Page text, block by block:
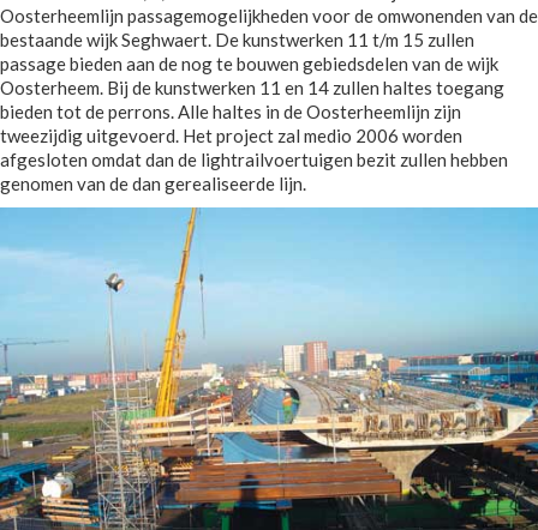
Oosterheemlijn passagemogelijkheden voor de omwonenden van de
bestaande wijk Seghwaert. De kunstwerken 11 t/m 15 zullen
passage bieden aan de nog te bouwen gebiedsdelen van de wijk
Oosterheem. Bij de kunstwerken 11 en 14 zullen haltes toegang
bieden tot de perrons. Alle haltes in de Oosterheemlijn zijn
tweezijdig uitgevoerd. Het project zal medio 2006 worden
afgesloten omdat dan de lightrailvoertuigen bezit zullen hebben
genomen van de dan gerealiseerde lijn.